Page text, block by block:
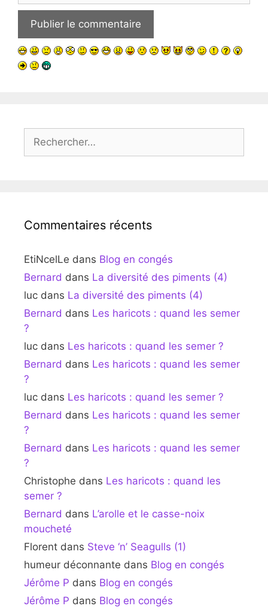
Rechercher :
Commentaires récents
EtiNcelLe dans Blog en congés
Bernard dans La diversité des piments (4)
luc dans La diversité des piments (4)
Bernard dans Les haricots : quand les semer
?
luc dans Les haricots : quand les semer ?
Bernard dans Les haricots : quand les semer
?
luc dans Les haricots : quand les semer ?
Bernard dans Les haricots : quand les semer
?
Bernard dans Les haricots : quand les semer
?
Christophe dans Les haricots : quand les
semer ?
Bernard dans L’arolle et le casse-noix
moucheté
Florent dans Steve ‘n’ Seagulls (1)
humeur déconnante dans Blog en congés
Jérôme P dans Blog en congés
Jérôme P dans Blog en congés